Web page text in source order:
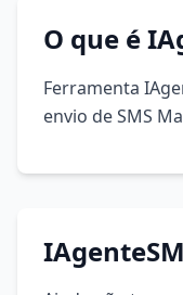
O que é
Ferramenta
envio de SMS